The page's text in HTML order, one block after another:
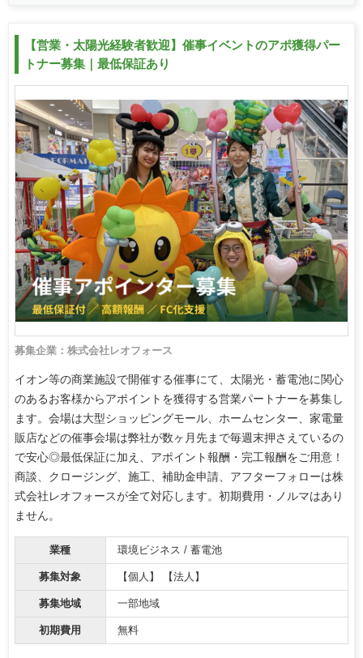
【営業・太陽光経験者歓迎】催事イベントのアポ獲得パー
トナー募集｜最低保証あり
募集企業：株式会社レオフォース
イオン等の商業施設で開催する催事にて、太陽光・蓄電池に関心
のあるお客様からアポイントを獲得する営業パートナーを募集し
ます。会場は大型ショッピングモール、ホームセンター、家電量
販店などの催事会場は弊社が数ヶ月先まで毎週末押さえているの
で安心◎最低保証に加え、アポイント報酬・完工報酬をご用意！
商談、クロージング、施工、補助金申請、アフターフォローは株
式会社レオフォースが全て対応します。初期費用・ノルマはあり
ません。
業種 環境ビジネス / 蓄電池
募集対象 【個人】 【法人】
募集地域 一部地域
初期費用 無料